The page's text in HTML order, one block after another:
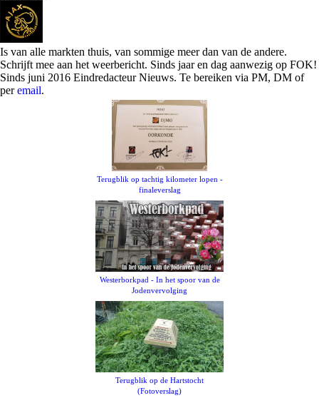
Is van alle markten thuis, van sommige meer dan van de andere.
Schrijft mee aan het weerbericht. Sinds jaar en dag aanwezig op FOK!
Sinds juni 2016 Eindredacteur Nieuws. Te bereiken via PM, DM of
peremail.
Terugblik op tachtig kilometer lopen -
finaleverslag
Westerborkpad - In het spoor van de
Jodenvervolging
Terugblik op de Hartstocht
(Fotoverslag)